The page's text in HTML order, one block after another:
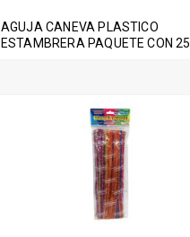
AGUJA CANEVA PLASTICO
ESTAMBRERA PAQUETE CON 25